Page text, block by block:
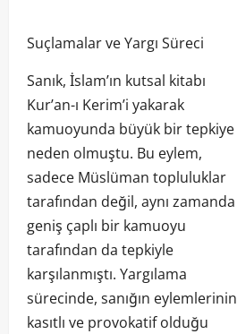
Suçlamalar ve Yargı Süreci
Sanık, İslam’ın kutsal kitabı
Kur’an-ı Kerim’i yakarak
kamuoyunda büyük bir tepkiye
neden olmuştu. Bu eylem,
sadece Müslüman topluluklar
tarafından değil, aynı zamanda
geniş çaplı bir kamuoyu
tarafından da tepkiyle
karşılanmıştı. Yargılama
sürecinde, sanığın eylemlerinin
kasıtlı ve provokatif olduğu